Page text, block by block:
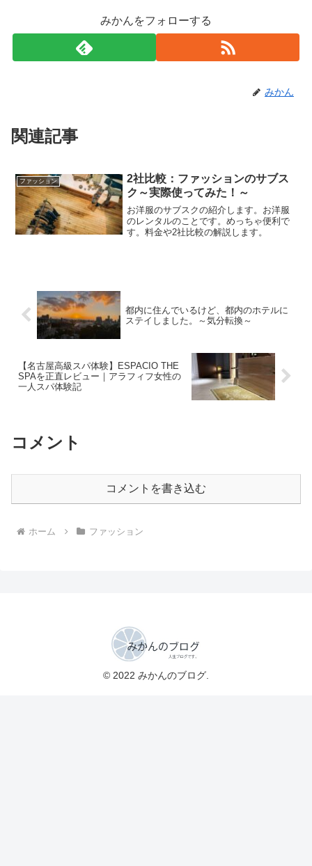
みかんをフォローする
みかん
関連記事
ファッション
2社比較：ファッションのサブス
ク～実際使ってみた！～
お洋服のサブスクの紹介します。お洋服
のレンタルのことです。めっちゃ便利で
す。料金や2社比較の解説します。
都内に住んでいるけど、都内のホテルに
ステイしました。～気分転換～
【名古屋高級スパ体験】ESPACIO THE
SPAを正直レビュー｜アラフィフ女性の
一人スパ体験記
コメント
コメントを書き込む
ホーム ファッション
© 2022 みかんのブログ.